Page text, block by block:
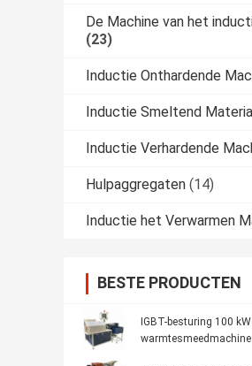
De Machine van het
(23)
Inductie Onthardende
Inductie Smeltend
Inductie Verhardende
Hulpaggregaten (14)
Inductie het Verwarmen
BESTE PRODUCTEN
IGBT-besturing 100
warmtesmeedmachine